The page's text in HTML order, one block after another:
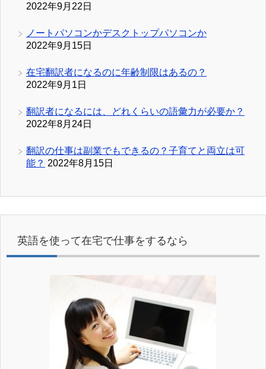
2022年9月22日
ノートパソコンかデスクトップパソコンか
2022年9月15日
在宅翻訳者になるのに年齢制限はあるの？
2022年9月1日
翻訳者になるには、どれくらいの語彙力が必要か？
2022年8月24日
翻訳の仕事は副業でもできるの？子育てと両立は可
能？ 2022年8月15日
英語を使って在宅で仕事をするなら